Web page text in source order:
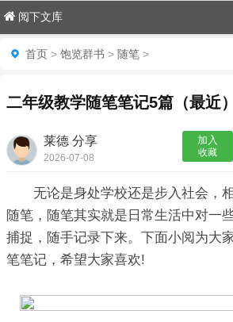
阅下文库
首页 > 饱览群书 > 随笔 >
二年级教学随笔笔记5篇（最近）
莱德 分享
2026-07-08
加入
收藏
无论是身处学校还是步入社会，
随笔，随笔其实就是日常生活中对一
捕捉，随手记录下来。下面小阅为大
笔笔记，希望大家喜欢!